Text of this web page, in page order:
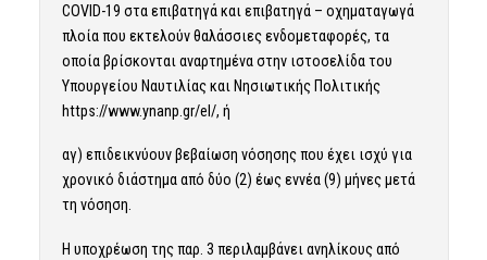
COVID-19 στα επιβατηγά και επιβατηγά – οχηματαγωγά
πλοία που εκτελούν θαλάσσιες ενδομεταφορές, τα
οποία βρίσκονται αναρτημένα στην ιστοσελίδα του
Υπουργείου Ναυτιλίας και Νησιωτικής Πολιτικής
https://www.ynanp.gr/el/, ή
αγ) επιδεικνύουν βεβαίωση νόσησης που έχει ισχύ για
χρονικό διάστημα από δύο (2) έως εννέα (9) μήνες μετά
τη νόσηση.
Η υποχρέωση της παρ. 3 περιλαμβάνει ανηλίκους από